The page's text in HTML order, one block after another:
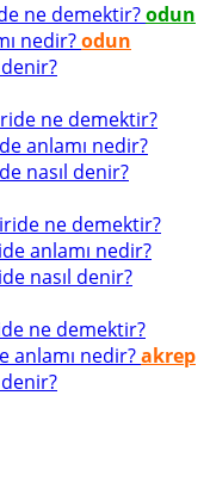
ne demektir?odun
nedir?odun
ne demektir?
anlamı nedir?
nasıl denir?
ne demektir?
anlamı nedir?
nasıl denir?
ne demektir?
anlamı nedir?akrep